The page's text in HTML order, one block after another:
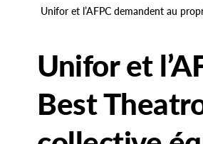
Unifor et l’AFPC demandent au
Unifor et
Best